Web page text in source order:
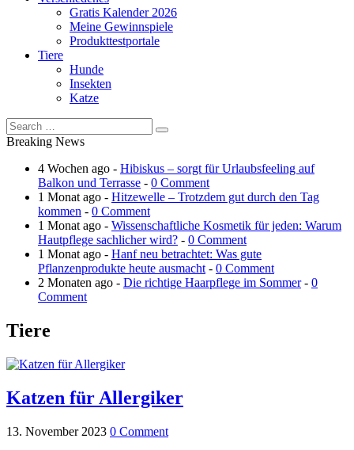
Gratis Kalender 2026
Meine Gewinnspiele
Produkttestportale
Tiere
Hunde
Insekten
Katze
Breaking News
4 Wochen ago - Hibiskus – sorgt für Urlaubsfeeling auf
Balkon und Terrasse - 0 Comment
1 Monat ago - Hitzewelle – Trotzdem gut durch den Tag
kommen - 0 Comment
1 Monat ago - Wissenschaftliche Kosmetik für jeden: Warum
Hautpflege sachlicher wird? - 0 Comment
1 Monat ago - Hanf neu betrachtet: Was gute
Pflanzenprodukte heute ausmacht - 0 Comment
2 Monaten ago - Die richtige Haarpflege im Sommer- 0
Comment
Tiere
Katzen für Allergiker
13. November 2023 0 Comment